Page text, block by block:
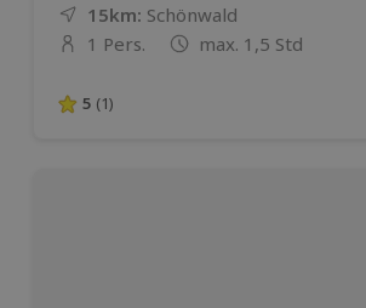
15km: Entfernung
Standort
Schönwald
Anzahl der Teilnehmer
1 Pers. max. 1,5 Std
5 von 5 Sternen basierend auf 1
5 (1)